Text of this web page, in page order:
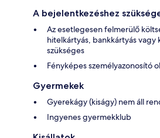
A bejelentkezéshez
Az esetlegesen felmerülő
hitelkártyás, bankkártyás vagy
szükséges
Fényképes személyazonosító
Gyermekek
Gyerekágy (kiságy) nem áll
Ingyenes gyermekklub